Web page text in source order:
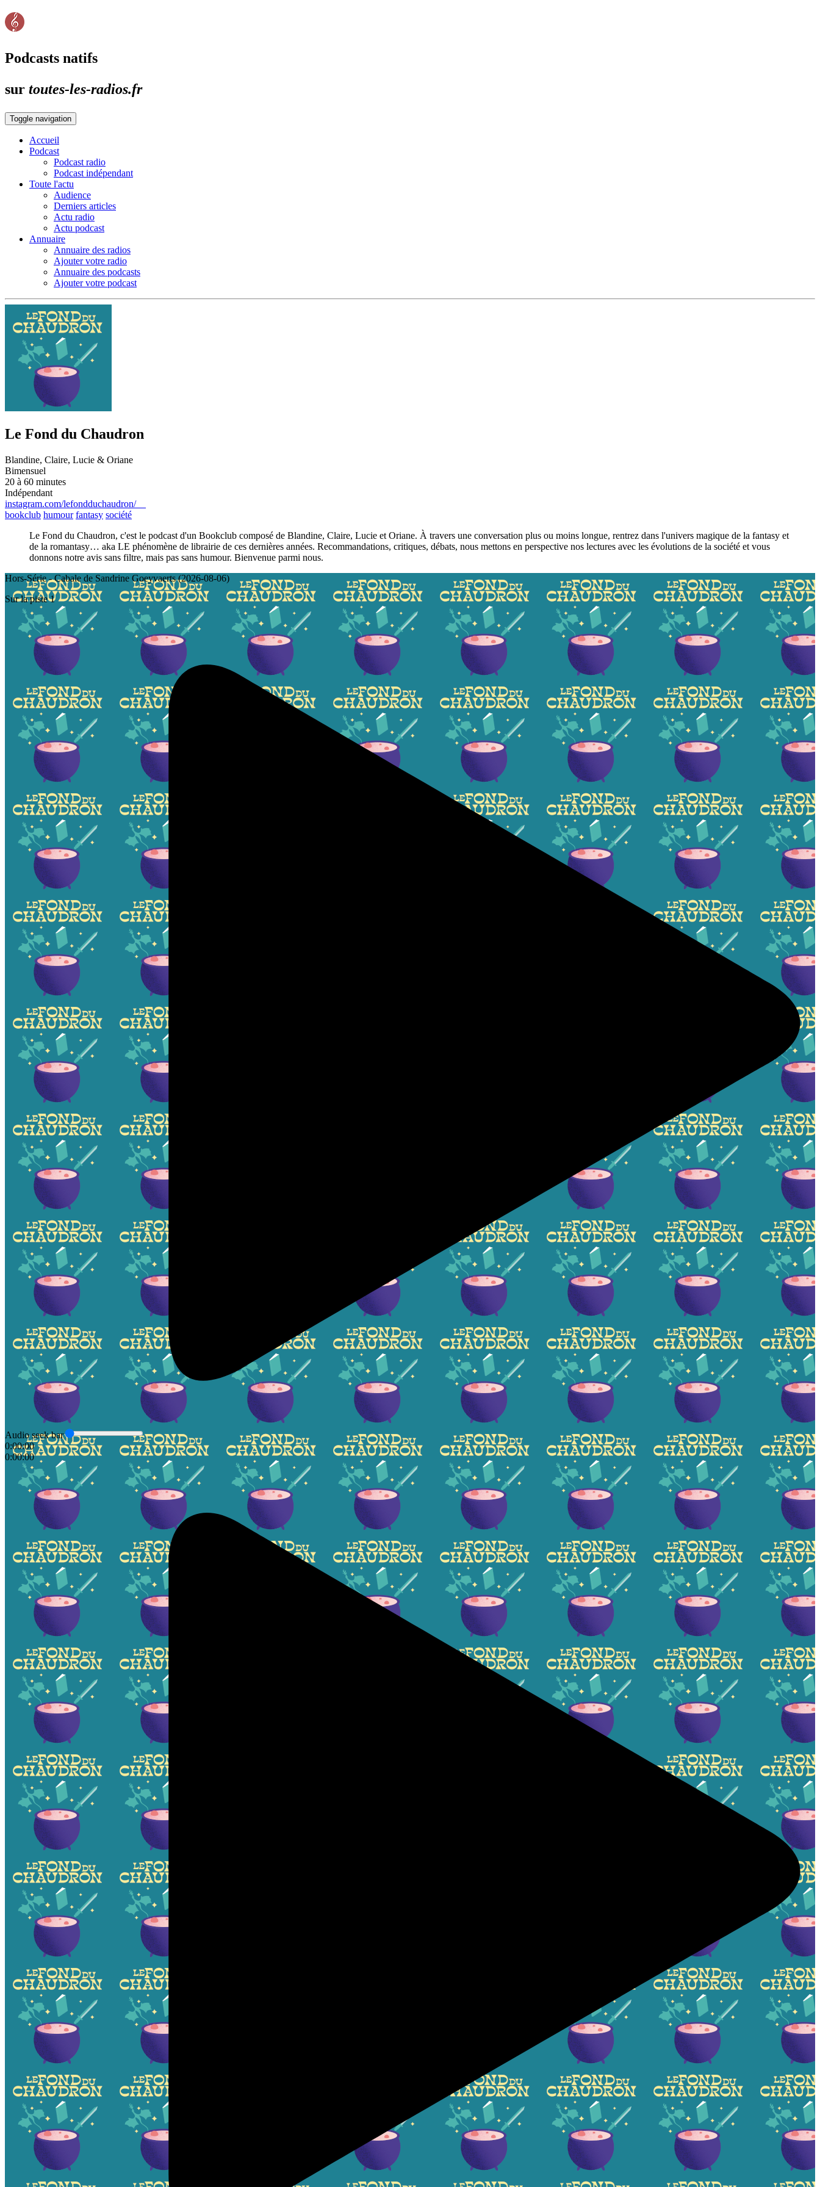
Podcasts natifs
sur toutes-les-radios.fr
Toggle navigation
Accueil
Podcast
Podcast radio
Podcast indépendant
Toute l'actu
Audience
Derniers articles
Actu radio
Actu podcast
Annuaire
Annuaire des radios
Ajouter votre radio
Annuaire des podcasts
Ajouter votre podcast
Le Fond du Chaudron
Blandine, Claire, Lucie & Oriane
Bimensuel
20 à 60 minutes
Indépendant
instagram.com/lefondduchaudron/
bookclub humour fantasy société
Le Fond du Chaudron, c'est le podcast d'un Bookclub composé de Blandine, Claire, Lucie et Oriane. À travers une conversation plus ou moins longue, rentrez dans l'univers magique de la fantasy et
de la romantasy… aka LE phénomène de librairie de ces dernières années. Recommandations, critiques, débats, nous mettons en perspective nos lectures avec les évolutions de la société et vous
donnons notre avis sans filtre, mais pas sans humour. Bienvenue parmi nous.
Hors-Série - Cabale de Sandrine Goeyvaerts (2026-08-06)
Sur la piste 1
Audio seek bar
0:00:00
0:00:00